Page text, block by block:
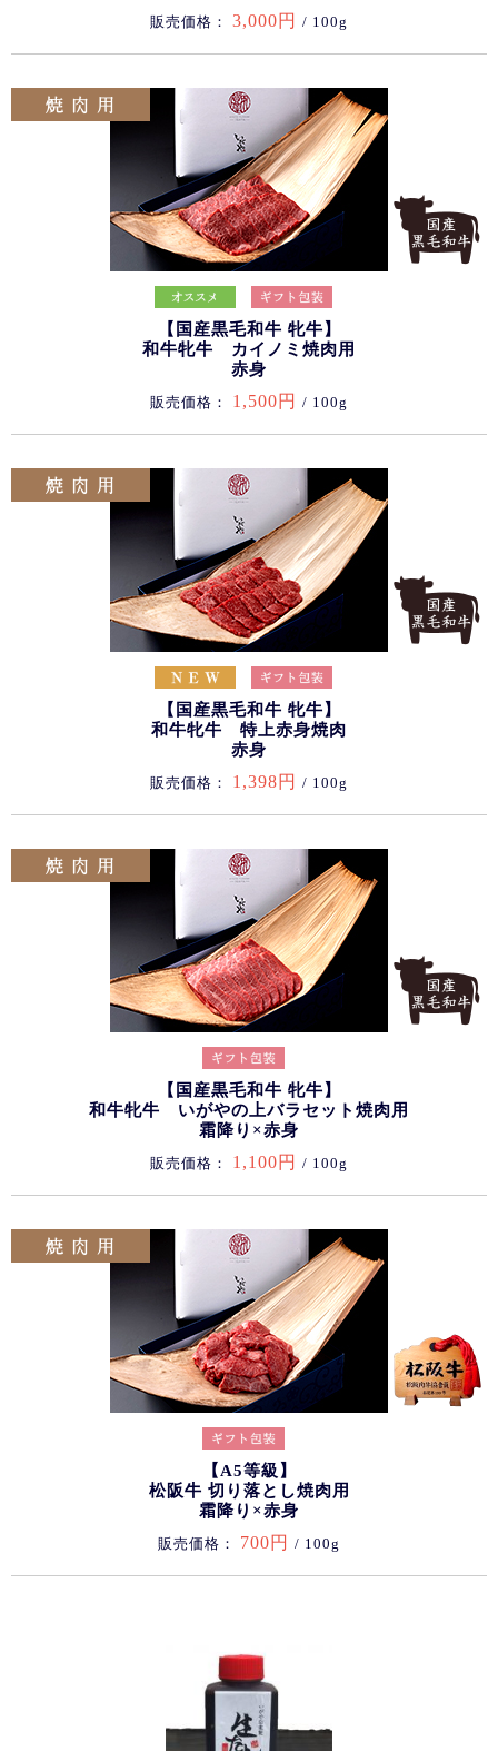
販売価格： 3,000円 / 100g
【国産黒毛和牛 牝牛】
和牛牝牛 カイノミ焼肉用
赤身
販売価格： 1,500円 / 100g
【国産黒毛和牛 牝牛】
和牛牝牛 特上赤身焼肉
赤身
販売価格： 1,398円 / 100g
【国産黒毛和牛 牝牛】
和牛牝牛 いがやの上バラセット焼肉用
霜降り×赤身
販売価格： 1,100円 / 100g
【A5等級】
松阪牛 切り落とし焼肉用
霜降り×赤身
販売価格： 700円 / 100g